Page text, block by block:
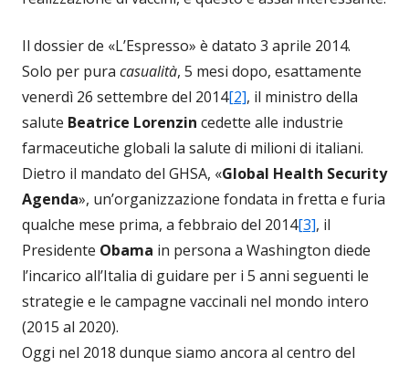
Il dossier de «L’Espresso» è datato 3 aprile 2014.
Solo per pura casualità, 5 mesi dopo, esattamente
venerdì 26 settembre del 2014[2], il ministro della
salute Beatrice Lorenzin cedette alle industrie
farmaceutiche globali la salute di milioni di italiani.
Dietro il mandato del GHSA, «Global Health Security
Agenda», un’organizzazione fondata in fretta e furia
qualche mese prima, a febbraio del 2014[3], il
Presidente Obama in persona a Washington diede
l’incarico all’Italia di guidare per i 5 anni seguenti le
strategie e le campagne vaccinali nel mondo intero
(2015 al 2020).
Oggi nel 2018 dunque siamo ancora al centro del